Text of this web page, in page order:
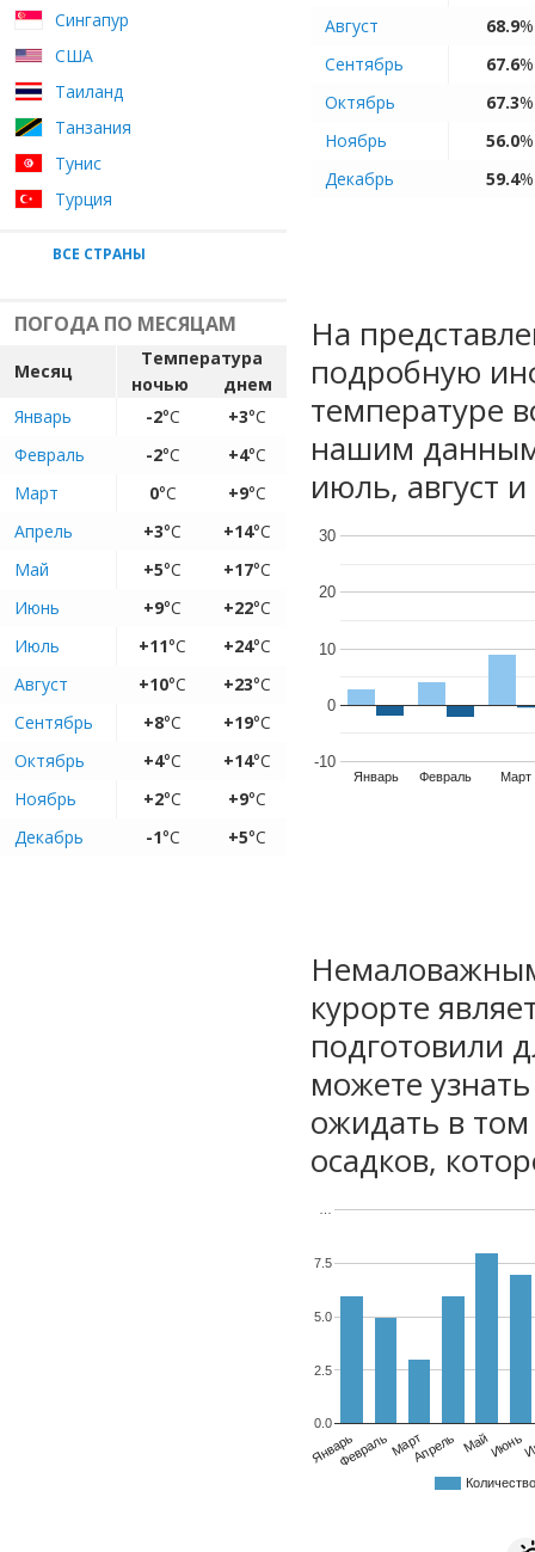
Сингапур
США
Таиланд
Танзания
Тунис
Турция
ВСЕ СТРАНЫ
ПОГОДА ПО МЕСЯЦАМ
Месяц
Температура
ночью
днем
Январь
-2°C +3°C
Февраль
-2°C +4°C
Март
0°C +9°C
Апрель
+3°C +14°C
Май
+5°C +17°C
Июнь
+9°C +22°C
Июль
+11°C +24°C
Август
+10°C +23°C
Сентябрь
+8°C +19°C
Октябрь
+4°C +14°C
Ноябрь
+2°C +9°C
Декабрь
-1°C +5°C
Август
68.9%
Сентябрь
67.6%
Октябрь
67.3%
Ноябрь
56.0%
Декабрь
59.4%
На
подробную
температуре
нашим
июль, август
Январь Февраль Март
-10
0
10
20
30
курорте
подготовили
можете
ожидать в
осадков,
ЯнварьФевральМартАпрель МайИюнь
0.0
2.5
5.0
7.5